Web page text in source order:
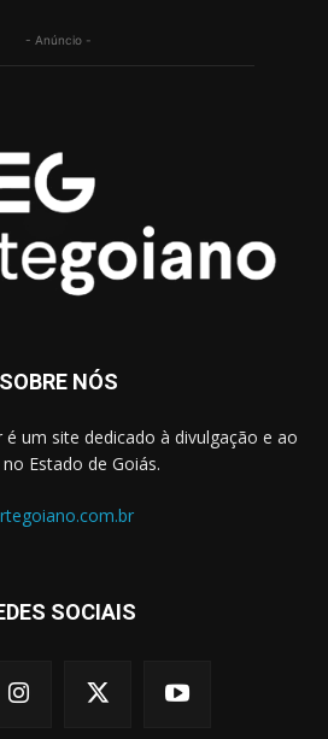
- Anúncio -
SOBRE NÓS
um site dedicado à divulgação e ao
Estado de Goiás.
SOCIAIS